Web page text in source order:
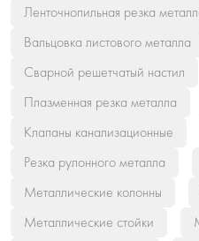
Ленточнопильная резка
Вальцовка листового металла
Сварной решетчатый настил
Плазменная резка металла
Клапаны канализационные
Резка рулонного металла
Металлические колонны
Металлические стойки